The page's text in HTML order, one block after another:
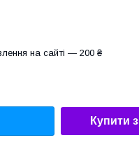
на сайті — 200 ₴
Купити з